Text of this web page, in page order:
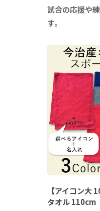
試合の応援や
す。
【アイコン大
タオル 110cm